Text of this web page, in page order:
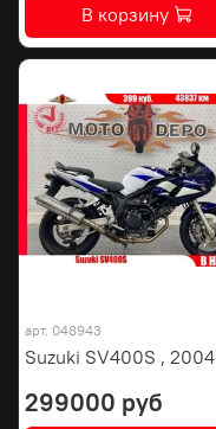
В корзину
арт. 048943
Suzuki SV400S , 2004
299000 руб